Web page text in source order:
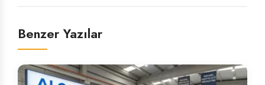
Benzer Yazılar